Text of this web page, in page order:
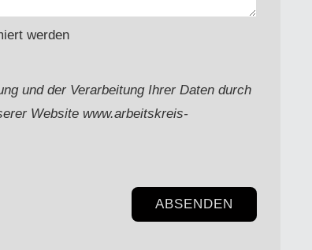
werden
und der Verarbeitung Ihrer Daten durch
Website www.arbeitskreis-